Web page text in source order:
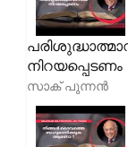
നിറയപ്പെടണം
സാക് പുന്നൻ